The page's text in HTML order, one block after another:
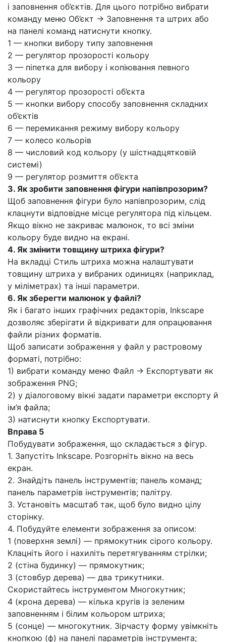
і заповнення об’єктів. Для цього потрібно вибрати
команду меню Об’єкт → Заповнення та штрих або
на панелі команд натиснути кнопку.
1 — кнопки вибору типу заповнення
2 — регулятор прозорості кольору
3 — піпетка для вибору і копіювання певного
кольору
4 — регулятор прозорості об’єкта
5 — кнопки вибору способу заповнення складних
об’єктів
6 — перемикання режиму вибору кольору
7 — колесо кольорів
8 — числовий код кольору (у шістнадцятковій
системі)
9 — регулятор розмиття об’єкта
3. Як зробити заповнення фігури напівпрозорим?
Щоб заповнення фігури було напівпрозорим, слід
клацнути відповідне місце регулятора під кільцем.
Якщо вікно не закриває малюнок, то всі зміни
кольору буде видно на екрані.
4. Як змінити товщину штриха фігури?
На вкладці Стиль штриха можна налаштувати
товщину штриха у вибраних одиницях (наприклад,
у міліметрах) та інші параметри.
6. Як зберегти малюнок у файлі?
Як і багато інших графічних редакторів, Inkscape
дозволяє зберігати й відкривати для опрацювання
файли різних форматів.
Щоб записати зображення у файл у растровому
форматі, потрібно:
1) вибрати команду меню Файл → Експортувати як
зображення PNG;
2) у діалоговому вікні задати параметри експорту й
ім’я файла;
3) натиснути кнопку Експортувати.
Вправа 5
Побудувати зображення, що складається з фігур.
1. Запустіть Inkscape. Розгорніть вікно на весь
екран.
2. Знайдіть панель інструментів; панель команд;
панель параметрів інструментів; палітру.
3. Установіть масштаб так, щоб було видно цілу
сторінку.
4. Побудуйте елементи зображення за описом:
1 (поверхня землі) — прямокутник сірого кольору.
Клацніть його і нахиліть перетягуванням стрілки;
2 (стіна будинку) — прямокутник;
3 (стовбур дерева) — два трикутники.
Скористайтесь інструментом Многокутник;
4 (крона дерева) — кілька кругів із зеленим
заповненням і білим кольором штриха;
5 (сонце) — многокутник. Зірчасту форму увімкніть
кнопкою (ф) на панелі параметрів інструмента;